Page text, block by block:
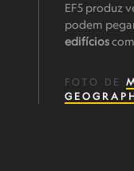
EF5 produz
podem
edifícios
FOTO DE